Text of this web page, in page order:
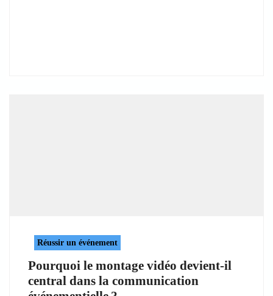
Réussir un événement
Pourquoi le montage vidéo devient-il
central dans la communication